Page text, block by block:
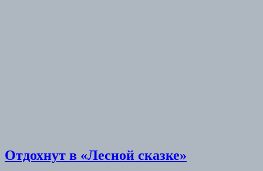
Отдохнут в «Лесной сказке»